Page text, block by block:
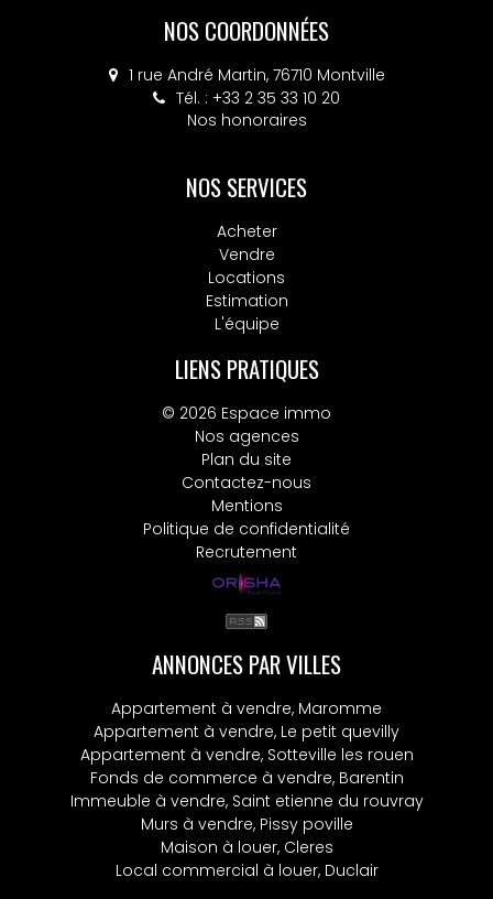
NOS COORDONNÉES
1 rue André Martin, 76710 Montville
Tél. : +33 2 35 33 10 20
Nos honoraires
NOS SERVICES
Acheter
Vendre
Locations
Estimation
L'équipe
LIENS PRATIQUES
© 2026 Espace immo
Nos agences
Plan du site
Contactez-nous
Mentions
Politique de confidentialité
Recrutement
ANNONCES PAR VILLES
Appartement à vendre, Maromme
Appartement à vendre, Le petit quevilly
Appartement à vendre, Sotteville les rouen
Fonds de commerce à vendre, Barentin
Immeuble à vendre, Saint etienne du rouvray
Murs à vendre, Pissy poville
Maison à louer, Cleres
Local commercial à louer, Duclair